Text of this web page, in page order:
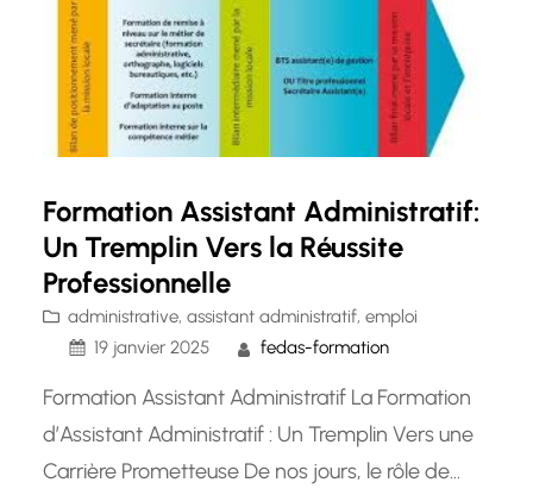
Formation Assistant Administratif:
Un Tremplin Vers la Réussite
Professionnelle
administrative, assistant administratif, emploi
19 janvier 2025
fedas-formation
Formation Assistant Administratif La Formation
d’Assistant Administratif : Un Tremplin Vers une
Carrière Prometteuse De nos jours, le rôle de